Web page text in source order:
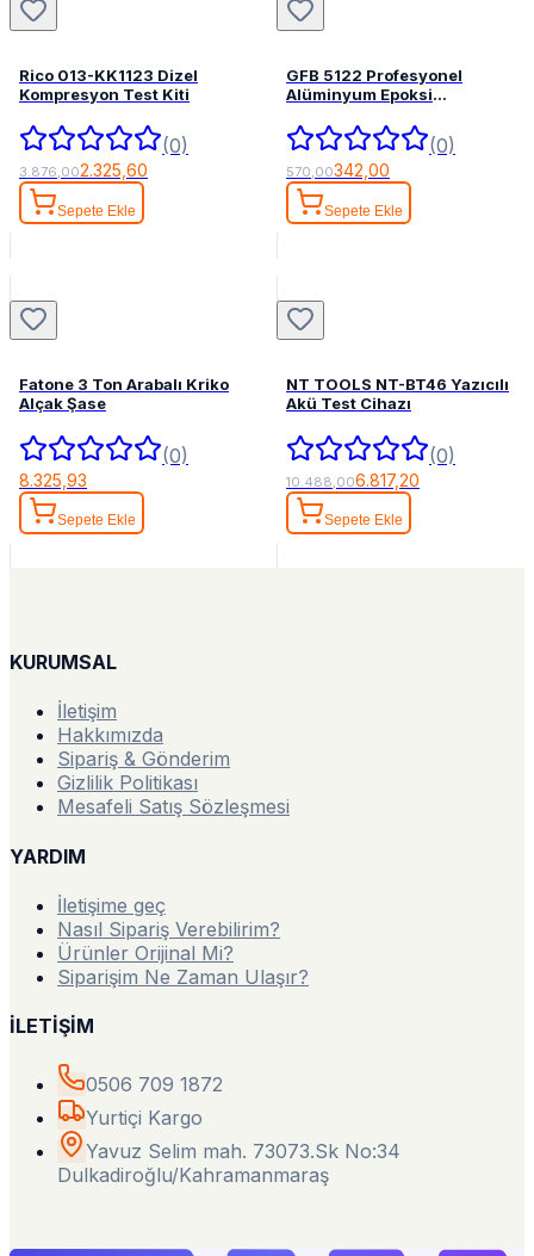
Rico 013-KK1123 Dizel
Kompresyon Test Kiti
(0)
3.876,002.325,60
Sepete Ekle
GFB 5122 Profesyonel
Alüminyum Epoksi
(0)
570,00342,00
Sepete Ekle
Fatone 3 Ton Arabalı Kriko
Alçak Şase
(0)
8.325,93
Sepete Ekle
NT TOOLS NT-BT46 Yazıcılı
Akü Test Cihazı
(0)
10.488,006.817,20
Sepete Ekle
KURUMSAL
İletişim
Hakkımızda
Sipariş & Gönderim
Gizlilik Politikası
Mesafeli Satış Sözleşmesi
YARDIM
İletişime geç
Nasıl Sipariş Verebilirim?
Ürünler Orijinal Mi?
Siparişim Ne Zaman Ulaşır?
İLETİŞİM
0506 709 1872
Yurtiçi Kargo
Yavuz Selim mah. 73073.Sk No:34
Dulkadiroğlu/Kahramanmaraş